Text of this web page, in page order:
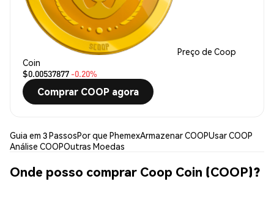
Preço de Coop
Coin
$0.00537877 -0.20%
Comprar COOP agora
Guia em 3 PassosPor que PhemexArmazenar COOPUsar COOP
Análise COOPOutras Moedas
Onde posso comprar Coop Coin (COOP)?